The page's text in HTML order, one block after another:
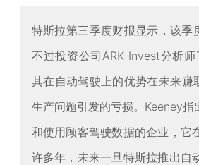
特斯拉第三季度财报显示，该季
不过投资公司ARK Invest分析
其在自动驾驶上的优势在未来
生产问题引发的亏损。Keeney
和使用顾客驾驶数据的企业，它
许多年，未来一旦特斯拉推出自